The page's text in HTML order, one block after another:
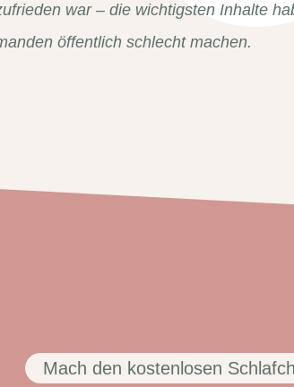
war – die wichtigsten Inhalte
öffentlich schlecht machen.
Mach den kostenlosen